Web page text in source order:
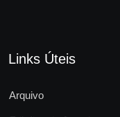
Links Úteis
Arquivo